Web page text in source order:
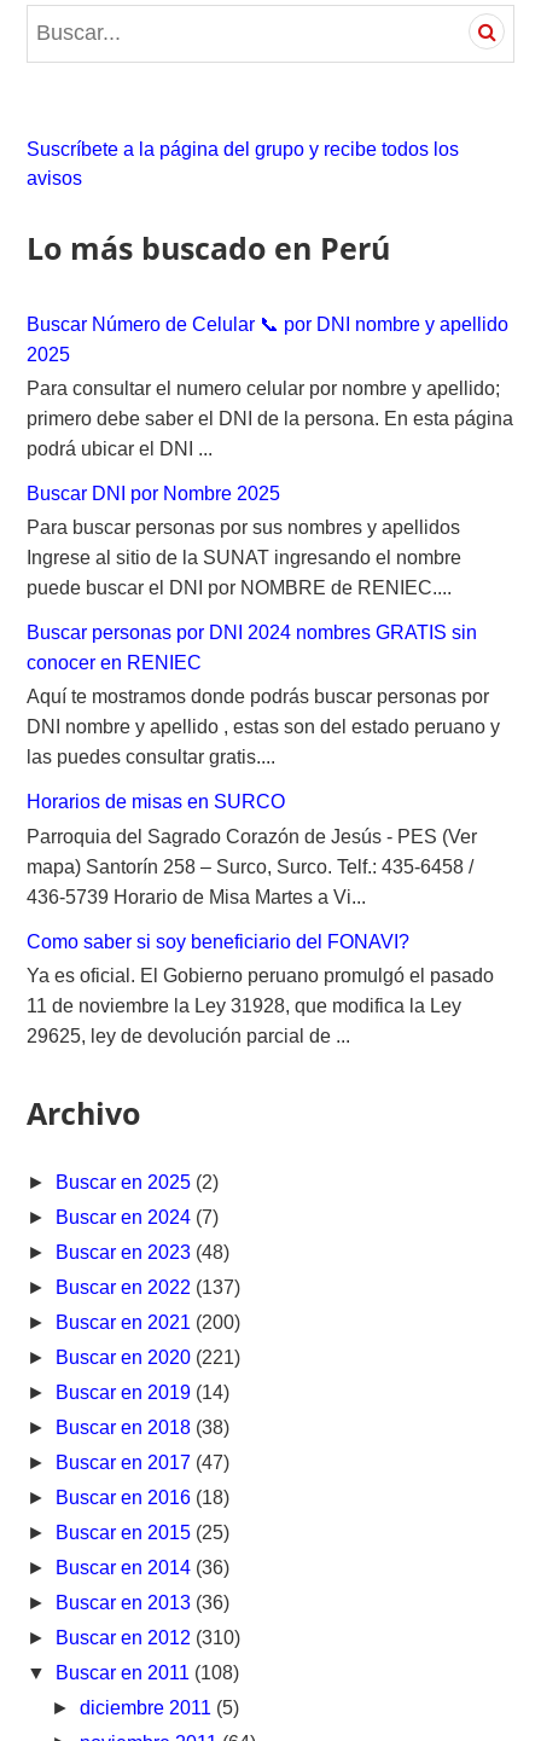
Suscríbete a la página del grupo y recibe todos los
avisos
Lo más buscado en Perú
Buscar Número de Celular 📞 por DNI nombre y apellido
2025
Para consultar el numero celular por nombre y apellido;
primero debe saber el DNI de la persona. En esta página
podrá ubicar el DNI ...
Buscar DNI por Nombre 2025
Para buscar personas por sus nombres y apellidos
Ingrese al sitio de la SUNAT ingresando el nombre
puede buscar el DNI por NOMBRE de RENIEC....
Buscar personas por DNI 2024 nombres GRATIS sin
conocer en RENIEC
Aquí te mostramos donde podrás buscar personas por
DNI nombre y apellido , estas son del estado peruano y
las puedes consultar gratis....
Horarios de misas en SURCO
Parroquia del Sagrado Corazón de Jesús - PES (Ver
mapa) Santorín 258 – Surco, Surco. Telf.: 435-6458 /
436-5739 Horario de Misa Martes a Vi...
Como saber si soy beneficiario del FONAVI?
Ya es oficial. El Gobierno peruano promulgó el pasado
11 de noviembre la Ley 31928, que modifica la Ley
29625, ley de devolución parcial de ...
Archivo
► Buscar en 2025 (2)
► Buscar en 2024 (7)
► Buscar en 2023 (48)
► Buscar en 2022 (137)
► Buscar en 2021 (200)
► Buscar en 2020 (221)
► Buscar en 2019 (14)
► Buscar en 2018 (38)
► Buscar en 2017 (47)
► Buscar en 2016 (18)
► Buscar en 2015 (25)
► Buscar en 2014 (36)
► Buscar en 2013 (36)
► Buscar en 2012 (310)
▼ Buscar en 2011 (108)
► diciembre 2011 (5)